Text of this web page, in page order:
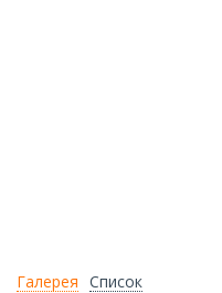
Галерея Список